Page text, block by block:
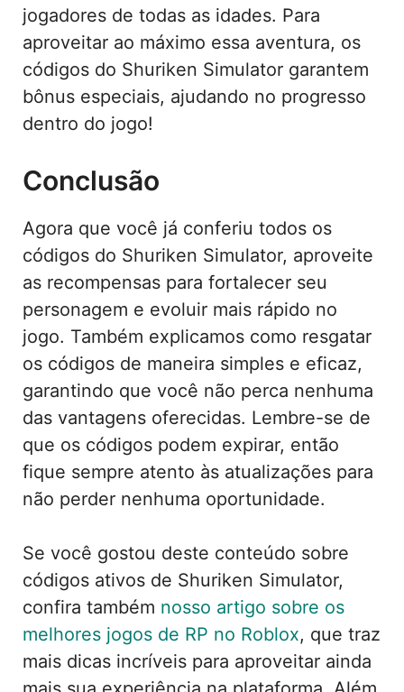
jogadores de todas as idades. Para
aproveitar ao máximo essa aventura, os
códigos do Shuriken Simulator garantem
bônus especiais, ajudando no progresso
dentro do jogo!
Conclusão
Agora que você já conferiu todos os
códigos do Shuriken Simulator, aproveite
as recompensas para fortalecer seu
personagem e evoluir mais rápido no
jogo. Também explicamos como resgatar
os códigos de maneira simples e eficaz,
garantindo que você não perca nenhuma
das vantagens oferecidas. Lembre-se de
que os códigos podem expirar, então
fique sempre atento às atualizações para
não perder nenhuma oportunidade.
Se você gostou deste conteúdo sobre
códigos ativos de Shuriken Simulator,
confira também nosso artigo sobre os
melhores jogos de RP no Roblox, que traz
mais dicas incríveis para aproveitar ainda